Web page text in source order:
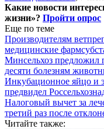
Какие новости
жизни»? Пройти опрос
Еще по теме
Производителям
медицинские
Минсельхоз предложил
десяти болезням
Инкубационное яйцо и
предвидел
Налоговый вычет за
третий раз после
Читайте также: